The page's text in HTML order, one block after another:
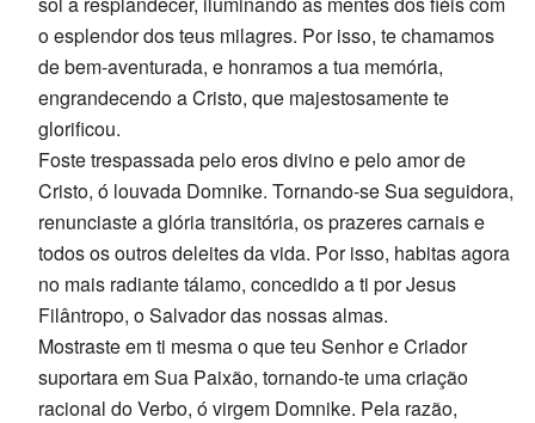
o esplendor dos teus milagres. Por isso, te chamamos
de bem-aventurada, e honramos a tua memória,
engrandecendo a Cristo, que majestosamente te
glorificou.
Foste trespassada pelo eros divino e pelo amor de
Cristo, ó louvada Domnike. Tornando-se Sua seguidora,
renunciaste a glória transitória, os prazeres carnais e
todos os outros deleites da vida. Por isso, habitas agora
no mais radiante tálamo, concedido a ti por Jesus
Filântropo, o Salvador das nossas almas.
Mostraste em ti mesma o que teu Senhor e Criador
suportara em Sua Paixão, tornando-te uma criação
racional do Verbo, ó virgem Domnike. Pela razão,